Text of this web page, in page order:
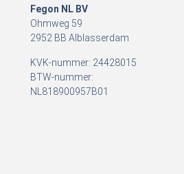
Fegon NL BV
Ohmweg 59
2952 BB Alblasserdam
KVK-nummer: 24428015
BTW-nummer:
NL818900957B01